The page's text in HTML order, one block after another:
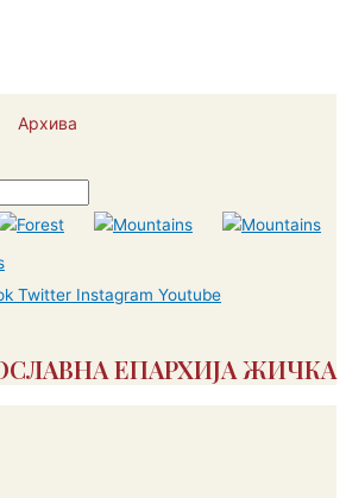
Архива
Twitter Instagram Youtube
ЕПАРХИЈА ЖИЧКА